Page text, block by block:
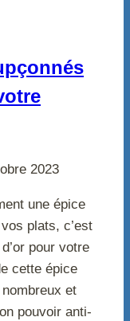
2023
une épice
plats, c’est
pour votre
cette épice
et
pouvoir anti-